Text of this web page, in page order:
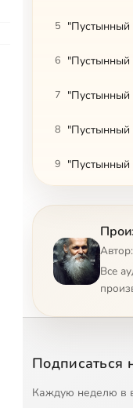
5 "Пустынный
6 "Пустынный
7 "Пустынный
8 "Пустынный
9 "Пустынный
12 "Отец
15 "Сердце
Все
Подписаться
Каждую неделю в